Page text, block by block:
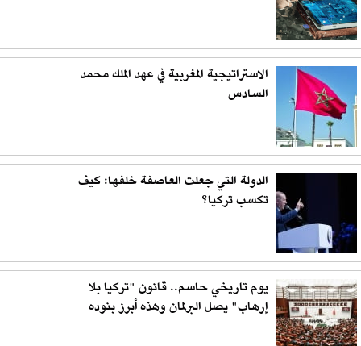
الاستراتيجية المغربية في عهد الملك محمد
السادس
الدولة التي جعلت العاصفة خلفها: كيف
تكسب تركيا؟
يوم تاريخي حاسم.. قانون "تركيا بلا
إرهاب" يصل البرلمان وهذه أبرز بنوده